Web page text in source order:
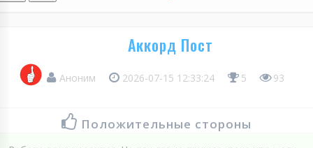
Аккорд Пост
Аноним 2026-07-15 12:33:24 5 93
Положительные стороны